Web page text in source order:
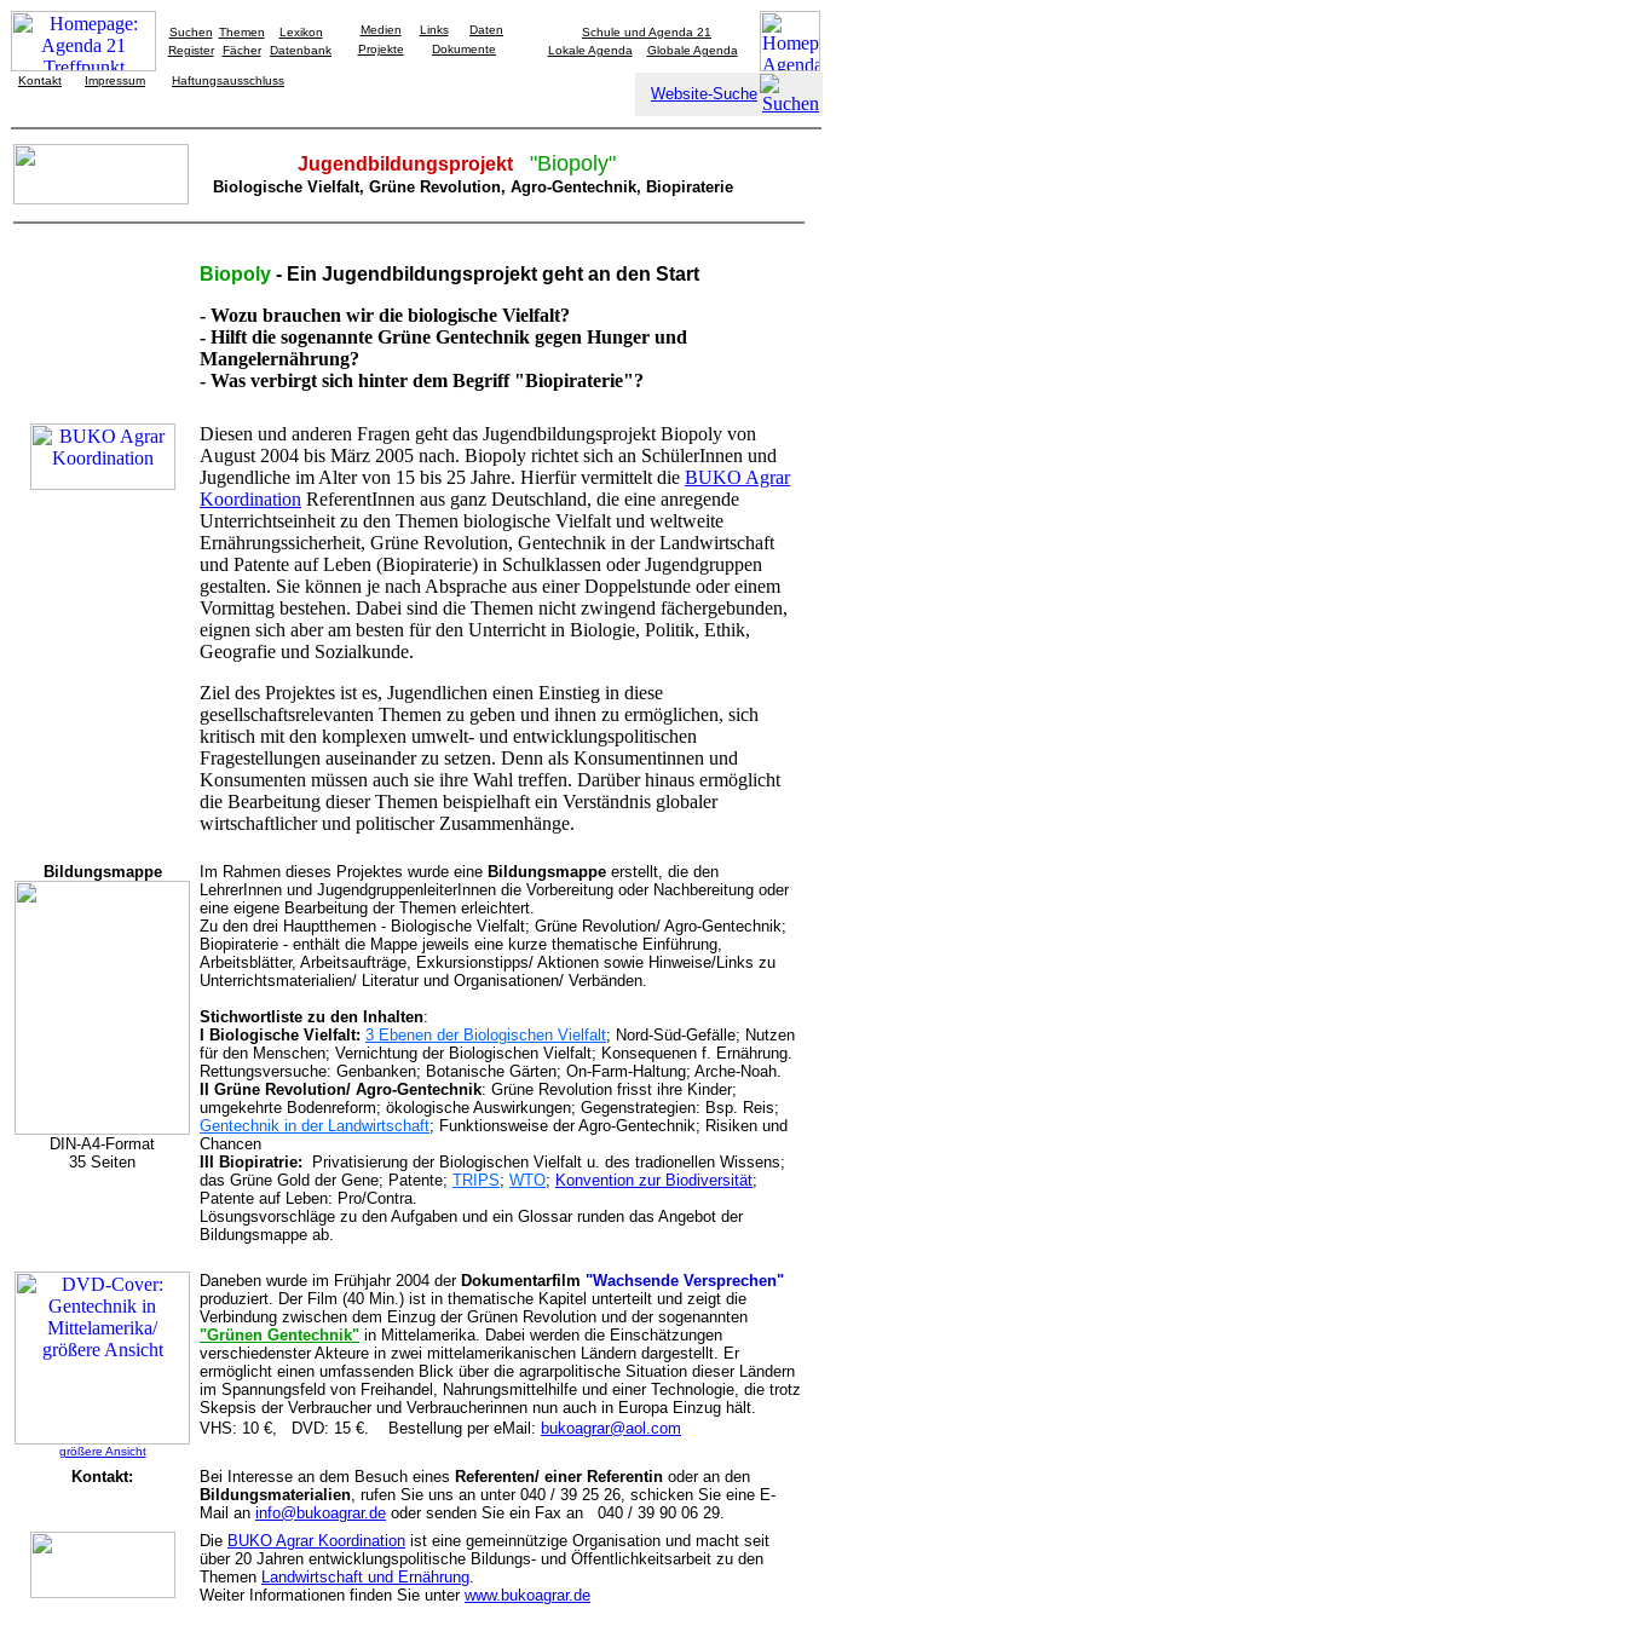
Suchen Themen
Lexikon
Register
Fächer Datenbank
Medien Links
Daten
Projekte
Dokumente
Schule und Agenda 21
Lokale Agenda
Globale Agenda
Kontakt Impressum Haftungsausschluss
Website-Suche
Jugendbildungsprojekt "Biopoly"
Biologische Vielfalt, Grüne Revolution, Agro-Gentechnik, Biopiraterie
Biopoly - Ein Jugendbildungsprojekt geht an den Start
- Wozu brauchen wir die biologische Vielfalt?
- Hilft die sogenannte Grüne Gentechnik gegen Hunger und
Mangelernährung?
- Was verbirgt sich hinter dem Begriff "Biopiraterie"?
Diesen und anderen Fragen geht das Jugendbildungsprojekt Biopoly von
August 2004 bis März 2005 nach. Biopoly richtet sich an SchülerInnen und
Jugendliche im Alter von 15 bis 25 Jahre. Hierfür vermittelt die BUKO Agrar
Koordination ReferentInnen aus ganz Deutschland, die eine anregende
Unterrichtseinheit zu den Themen biologische Vielfalt und weltweite
Ernährungssicherheit, Grüne Revolution, Gentechnik in der Landwirtschaft
und Patente auf Leben (Biopiraterie) in Schulklassen oder Jugendgruppen
gestalten. Sie können je nach Absprache aus einer Doppelstunde oder einem
Vormittag bestehen. Dabei sind die Themen nicht zwingend fächergebunden,
eignen sich aber am besten für den Unterricht in Biologie, Politik, Ethik,
Geografie und Sozialkunde.
Ziel des Projektes ist es, Jugendlichen einen Einstieg in diese
gesellschaftsrelevanten Themen zu geben und ihnen zu ermöglichen, sich
kritisch mit den komplexen umwelt- und entwicklungspolitischen
Fragestellungen auseinander zu setzen. Denn als Konsumentinnen und
Konsumenten müssen auch sie ihre Wahl treffen. Darüber hinaus ermöglicht
die Bearbeitung dieser Themen beispielhaft ein Verständnis globaler
wirtschaftlicher und politischer Zusammenhänge.
Bildungsmappe
DIN-A4-Format
35 Seiten
Im Rahmen dieses Projektes wurde eine Bildungsmappe erstellt, die den
LehrerInnen und JugendgruppenleiterInnen die Vorbereitung oder Nachbereitung oder
eine eigene Bearbeitung der Themen erleichtert.
Zu den drei Hauptthemen - Biologische Vielfalt; Grüne Revolution/ Agro-Gentechnik;
Biopiraterie - enthält die Mappe jeweils eine kurze thematische Einführung,
Arbeitsblätter, Arbeitsaufträge, Exkursionstipps/ Aktionen sowie Hinweise/Links zu
Unterrichtsmaterialien/ Literatur und Organisationen/ Verbänden.
Stichwortliste zu den Inhalten:
I Biologische Vielfalt: 3 Ebenen der Biologischen Vielfalt; Nord-Süd-Gefälle; Nutzen
für den Menschen; Vernichtung der Biologischen Vielfalt; Konsequenen f. Ernährung.
Rettungsversuche: Genbanken; Botanische Gärten; On-Farm-Haltung; Arche-Noah.
II Grüne Revolution/ Agro-Gentechnik: Grüne Revolution frisst ihre Kinder;
umgekehrte Bodenreform; ökologische Auswirkungen; Gegenstrategien: Bsp. Reis;
Gentechnik in der Landwirtschaft; Funktionsweise der Agro-Gentechnik; Risiken und
Chancen
III Biopiratrie: Privatisierung der Biologischen Vielfalt u. des tradionellen Wissens;
das Grüne Gold der Gene; Patente; TRIPS; WTO; Konvention zur Biodiversität;
Patente auf Leben: Pro/Contra.
Lösungsvorschläge zu den Aufgaben und ein Glossar runden das Angebot der
Bildungsmappe ab.
größere Ansicht
Daneben wurde im Frühjahr 2004 der Dokumentarfilm "Wachsende Versprechen"
produziert. Der Film (40 Min.) ist in thematische Kapitel unterteilt und zeigt die
Verbindung zwischen dem Einzug der Grünen Revolution und der sogenannten
"Grünen Gentechnik" in Mittelamerika. Dabei werden die Einschätzungen
verschiedenster Akteure in zwei mittelamerikanischen Ländern dargestellt. Er
ermöglicht einen umfassenden Blick über die agrarpolitische Situation dieser Ländern
im Spannungsfeld von Freihandel, Nahrungsmittelhilfe und einer Technologie, die trotz
Skepsis der Verbraucher und Verbraucherinnen nun auch in Europa Einzug hält.
VHS: 10 €, DVD: 15 €. Bestellung per eMail: bukoagrar@aol.com
Kontakt: Bei Interesse an dem Besuch eines Referenten/ einer Referentin oder an den
Bildungsmaterialien, rufen Sie uns an unter 040 / 39 25 26, schicken Sie eine E-
Mail an info@bukoagrar.de oder senden Sie ein Fax an 040 / 39 90 06 29.
Die BUKO Agrar Koordination ist eine gemeinnützige Organisation und macht seit
über 20 Jahren entwicklungspolitische Bildungs- und Öffentlichkeitsarbeit zu den
Themen Landwirtschaft und Ernährung.
Weiter Informationen finden Sie unter www.bukoagrar.de